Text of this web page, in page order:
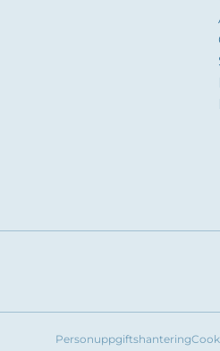
Personuppgiftshantering